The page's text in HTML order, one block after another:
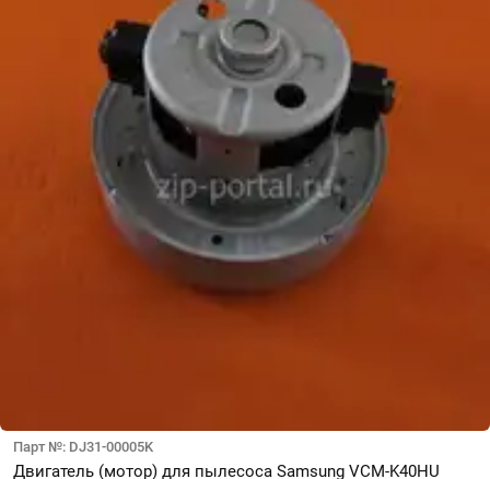
Парт №: DJ31-00005K
Двигатель (мотор) для пылесоса Samsung VCM-K40HU